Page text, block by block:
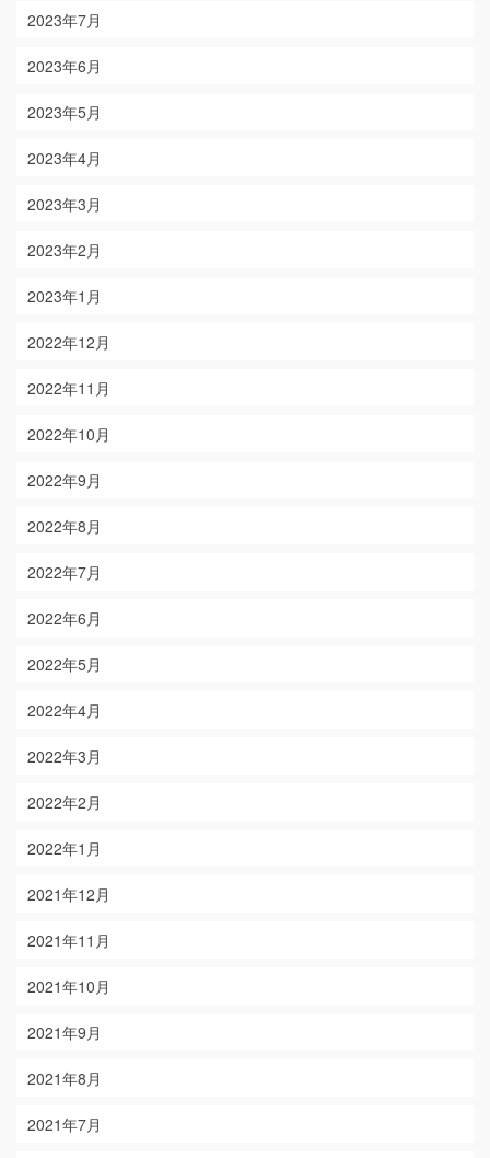
2023年7月
2023年6月
2023年5月
2023年4月
2023年3月
2023年2月
2023年1月
2022年12月
2022年11月
2022年10月
2022年9月
2022年8月
2022年7月
2022年6月
2022年5月
2022年4月
2022年3月
2022年2月
2022年1月
2021年12月
2021年11月
2021年10月
2021年9月
2021年8月
2021年7月